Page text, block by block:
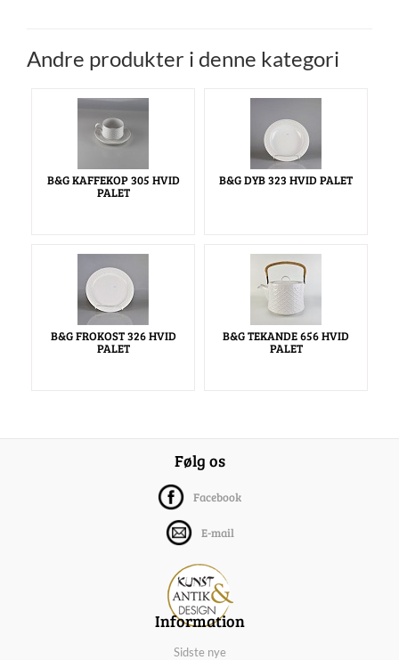
Andre produkter i denne kategori
B&G KAFFEKOP 305 HVID
PALET
B&G DYB 323 HVID PALET
B&G FROKOST 326 HVID
PALET
B&G TEKANDE 656 HVID
PALET
Følg os
Facebook
E-mail
Information
Sidste nye